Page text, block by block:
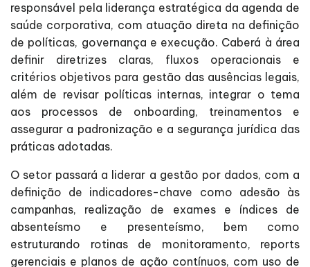
responsável pela liderança estratégica da agenda de
saúde corporativa, com atuação direta na definição
de políticas, governança e execução. Caberá à área
definir diretrizes claras, fluxos operacionais e
critérios objetivos para gestão das ausências legais,
além de revisar políticas internas, integrar o tema
aos processos de onboarding, treinamentos e
assegurar a padronização e a segurança jurídica das
práticas adotadas.
O setor passará a liderar a gestão por dados, com a
definição de indicadores-chave como adesão às
campanhas, realização de exames e índices de
absenteísmo e presenteísmo, bem como
estruturando rotinas de monitoramento, reports
gerenciais e planos de ação contínuos, com uso de